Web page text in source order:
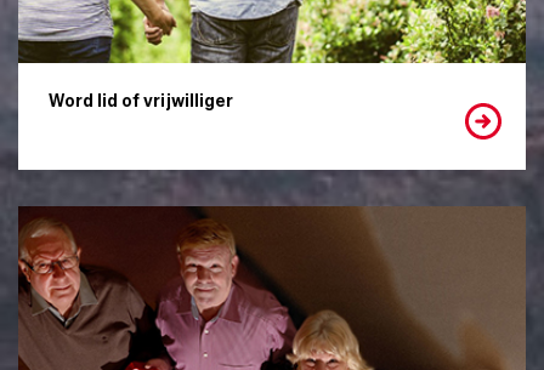
Word lid of vrijwilliger